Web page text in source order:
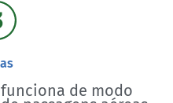
de modo